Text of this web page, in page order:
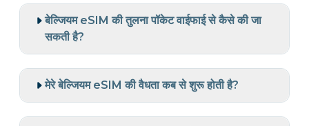
बेल्जियम eSIM की तुलना पॉकेट वाईफाई से कैसे की जा
सकती है?
मेरे बेल्जियम eSIM की वैधता कब से शुरू होती है?